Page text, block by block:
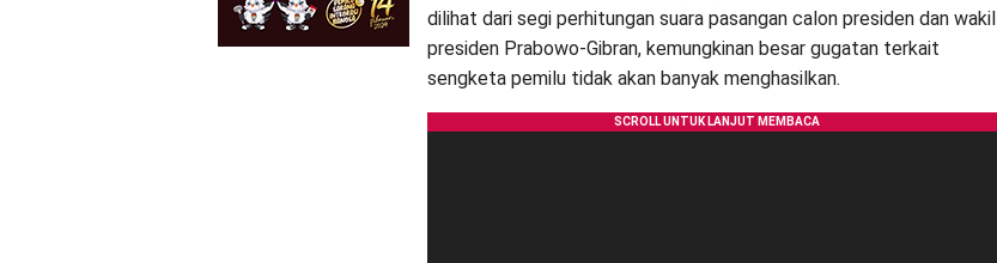
dilihat dari segi perhitungan suara pasangan calon presiden dan wakil
presiden Prabowo-Gibran, kemungkinan besar gugatan terkait
sengketa pemilu tidak akan banyak menghasilkan.